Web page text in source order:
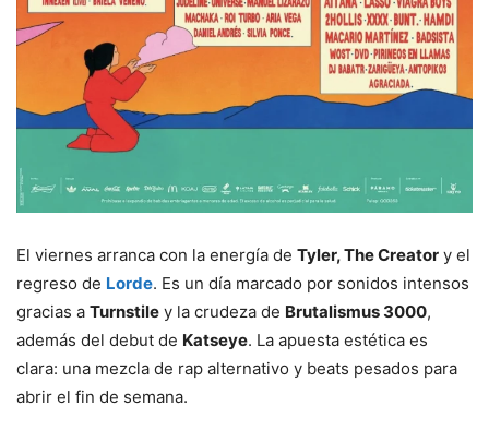
El viernes arranca con la energía de Tyler, The Creator y el
regreso de Lorde. Es un día marcado por sonidos intensos
gracias a Turnstile y la crudeza de Brutalismus 3000,
además del debut de Katseye. La apuesta estética es
clara: una mezcla de rap alternativo y beats pesados para
abrir el fin de semana.